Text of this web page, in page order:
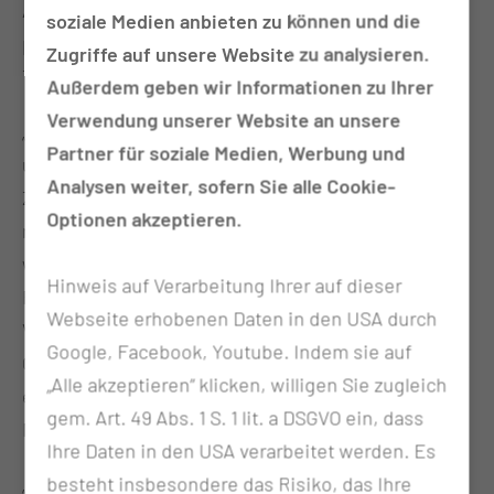
Anwendungen – insbesondere für die
personalisierte Krebsmedizin und die moderne
Tumorbehandlung.
„Das Vorhaben orientiert sich an den Leitlinien
unserer Digitalisierungsstrategie und verfolgt das
Ziel, Wissenschaft, Wirtschaft und klinische Praxis
noch enger miteinander zu verzahnen. So schaffen
wir die Voraussetzungen, um neue
Forschungsfelder zu erschließen, innovative
Versorgungsstrukturen aufzubauen und den
Gesundheitsstandort Lausitz nachhaltig zu stärken“,
erklärt Martin Peuker, Digitalisierungsvorstand der
MUL – CT.
„Unser Anspruch ist klar: Erkenntnisse aus der
soziale Medien anbieten zu können und die
Zugriffe auf unsere Website zu analysieren.
Außerdem geben wir Informationen zu Ihrer
Verwendung unserer Website an unsere
Partner für soziale Medien, Werbung und
Analysen weiter, sofern Sie alle Cookie-
Optionen akzeptieren.
Hinweis auf Verarbeitung Ihrer auf dieser
Webseite erhobenen Daten in den USA durch
Google, Facebook, Youtube. Indem sie auf
„Alle akzeptieren“ klicken, willigen Sie zugleich
gem. Art. 49 Abs. 1 S. 1 lit. a DSGVO ein, dass
Ihre Daten in den USA verarbeitet werden. Es
besteht insbesondere das Risiko, das Ihre